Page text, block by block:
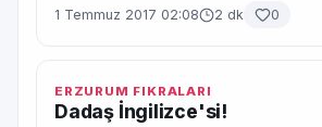
1 Temmuz 2017 02:08 2 dk 0
ERZURUM FIKRALARI
Dadaş İngilizce'si!